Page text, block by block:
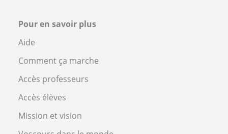
Pour en savoir plus
Aide
Comment ça marche
Accès professeurs
Accès élèves
Mission et vision